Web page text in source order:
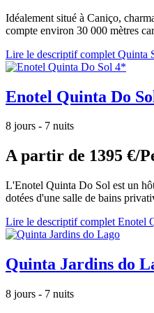
Idéalement situé à Caniço,
compte environ 30 000 mètres
Lire le descriptif complet Quinta
Enotel Quinta Do
8 jours - 7 nuits
A partir de 1395 €/
L'Enotel Quinta Do Sol est un
dotées d'une salle de bains
Lire le descriptif complet Enotel
Quinta Jardins do
8 jours - 7 nuits